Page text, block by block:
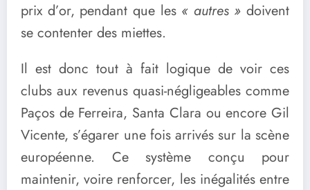
prix d’or, pendant que les « autres » doivent
se contenter des miettes.
Il est donc tout à fait logique de voir ces
clubs aux revenus quasi-négligeables comme
Paços de Ferreira, Santa Clara ou encore Gil
Vicente, s’égarer une fois arrivés sur la scène
européenne. Ce système conçu pour
maintenir, voire renforcer, les inégalités entre